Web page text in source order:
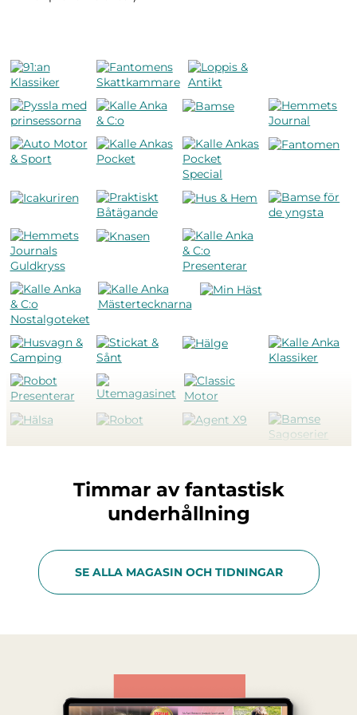
Timmar av fantastisk
underhållning
SE ALLA MAGASIN OCH TIDNINGAR